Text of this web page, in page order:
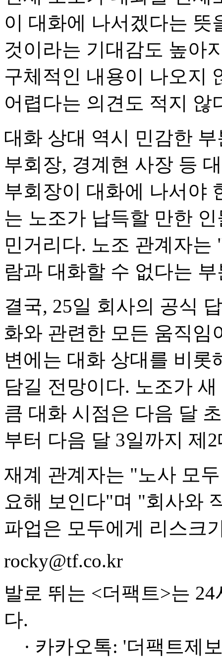
이 대화에 나서겠다는 뜻
것이라는 기대감도 높아
구체적인 내용이 나오지
어렵다는 의견도 적지 않
대화 상대 역시 민감한
부회장, 경계현 사장 등
부회장이 대화에 나서야
는 노조가 납득할 만한
민거리다. 노조 관계자
람과 대화할 수 없다는
결국, 25일 회사의 공식
화와 관련한 모든 움직임
변에는 대화 상대를 비롯
담길 전망이다. 노조가
큼 대화 시점은 다음 달
부터 다음 달 3일까지 제
재계 관계자는 "노사 모
요해 보인다"며 "회사와
파업은 모두에게 리스크
rocky@tf.co.kr
발로 뛰는 <더팩트>는
다.
· 카카오톡: '더팩트제